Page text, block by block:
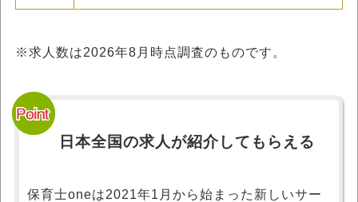
※求人数は2026年8月 時点調査のものです。
日本全国の求人が紹介してもらえる
保育士oneは2021年1月から始まった新しいサー